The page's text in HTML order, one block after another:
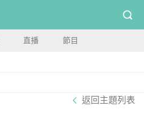
直播 節目
返回主題列表